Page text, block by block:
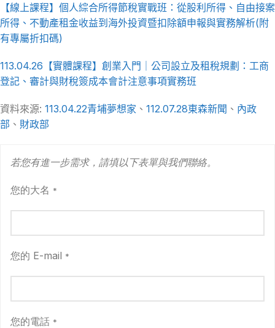
【線上課程】個人綜合所得節稅實戰班：從股利所得、自由接案
所得、不動產租金收益到海外投資暨扣除額申報與實務解析(附
有專屬折扣碼)
113.04.26【實體課程】創業入門｜公司設立及租稅規劃：工商
登記、審計與財稅簽成本會計注意事項實務班
資料來源: 113.04.22青埔夢想家 、 112.07.28東森新聞 、 內政
部 、 財政部
若您有進一步需求，請填以下表單與我們聯絡。
您的大名 *
您的 E-mail *
您的電話 *